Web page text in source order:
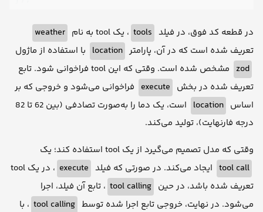
prompt : 'What is the weather in San Francisco?'
در قطعه کد فوق، در فیلد tools ، یک tool به نام
weather
تعریف شده است که در آن، پارامتر location با استفاده از ماژول
zod
مشخص شده است. وقتی که این tool فراخوانی شود. تابع
تعریف شده در بخش execute فراخوانی می‌شود و خروجی که بر
اساس location
است، یک دما را به‌صورت تصادفی (بین 62 تا 82
درجه فارنهایت)، تولید می‌کند.
وقتی که مدل تصمیم می‌گیرد از یک tool استفاده کند؛ یک
tool call ایجاد می‌کند. در صورتی که فیلد execute
، در یک tool
تعریف شده باشد، در حین tool calling ، تابع آن فیلد، اجرا
می‌شود. در نهایت، خروجی تابع اجرا شده توسط tool calling ، با